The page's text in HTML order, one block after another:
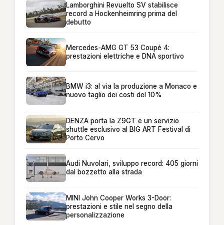
Lamborghini Revuelto SV stabilisce
record a Hockenheimring prima del
debutto
Mercedes-AMG GT 53 Coupé 4:
prestazioni elettriche e DNA sportivo
BMW i3: al via la produzione a Monaco e
nuovo taglio dei costi del 10%
DENZA porta la Z9GT e un servizio
shuttle esclusivo al BIG ART Festival di
Porto Cervo
Audi Nuvolari, sviluppo record: 405 giorni
dal bozzetto alla strada
MINI John Cooper Works 3-Door:
prestazioni e stile nel segno della
personalizzazione